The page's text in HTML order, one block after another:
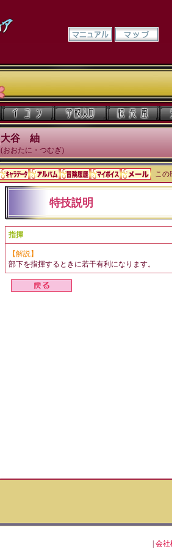
大谷 紬
(おおたに・つむぎ)
この
特技説明
指揮
【解説】
部下を指揮するときに若干有利になります。
会社